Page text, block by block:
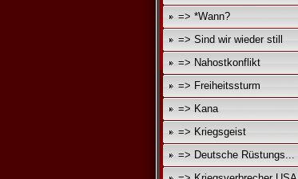
=> *Wann?
=> Sind wir wieder still
=> Nahostkonflikt
=> Freiheitssturm
=> Kana
=> Kriegsgeist
=> Deutsche Rüstungs...